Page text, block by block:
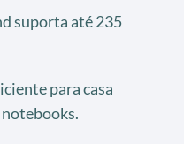
suporta até 235
para casa
notebooks.